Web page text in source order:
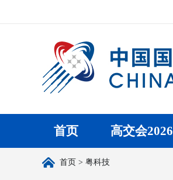
首页 高交会2026
首页 > 粤科技